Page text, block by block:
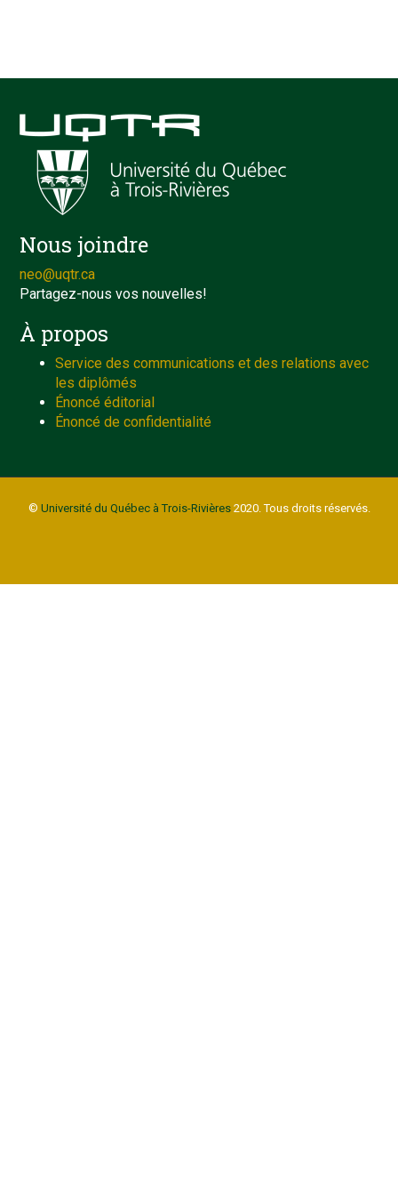
Nous joindre
neo@uqtr.ca
Partagez-nous vos nouvelles!
À propos
Service des communications et des relations avec
les diplômés
Énoncé éditorial
Énoncé de confidentialité
© Université du Québec à Trois-Rivières2020. Tous droits réservés.